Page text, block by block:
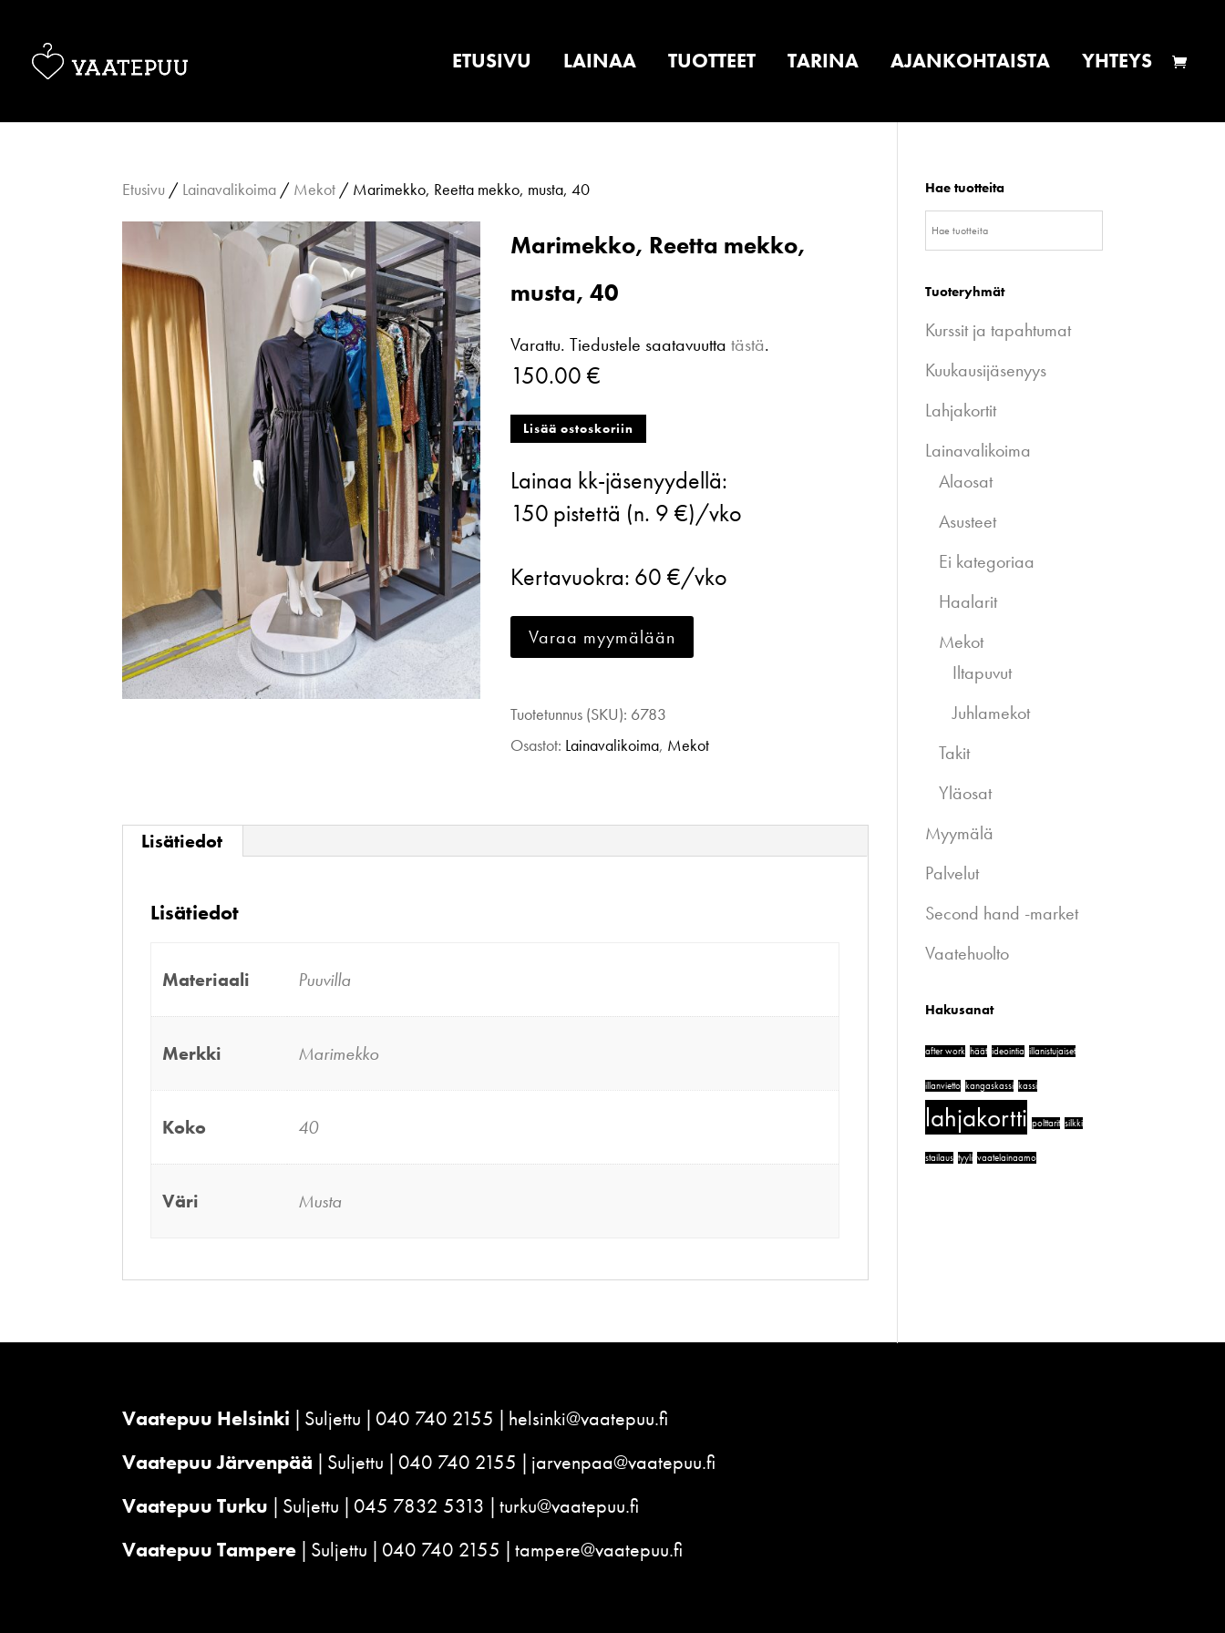
ETUSIVU LAINAA TUOTTEET TARINA AJANKOHTAISTA YHTEYS
Etusivu / Lainavalikoima / Mekot / Marimekko, Reetta mekko, musta, 40
Marimekko, Reetta mekko,
musta, 40
Varattu. Tiedustele saatavuuttatästä.
150.00€
Marimekko,
mekko,
musta,
määrä
Lisää ostoskoriin
Lainaa kk-jäsenyydellä:
150 pistettä (n. 9 €)/vko
Kertavuokra: 60 €/vko
Varaa myymälään
Tuotetunnus (SKU): 6783
Osastot: Lainavalikoima, Mekot
Lisätiedot
Lisätiedot
Materiaali Puuvilla
Merkki Marimekko
Koko 40
Väri Musta
Hae tuotteita
Tuoteryhmät
Kurssit ja tapahtumat
Kuukausijäsenyys
Lahjakortit
Lainavalikoima
Alaosat
Asusteet
Ei kategoriaa
Haalarit
Mekot
Iltapuvut
Juhlamekot
Takit
Yläosat
Myymälä
Palvelut
Second hand -market
Vaatehuolto
Hakusanat
after work häät ideointia illanistujaiset
illanvietto kangaskassi kassi
lahjakortti polttarit silkki
stailaus tyyli vaatelainaamo
Vaatepuu Helsinki Suljettu 040 740 2155
helsinki@vaatepuu.fi
Vaatepuu Järvenpää
Suljettu 040 740 2155
jarvenpaa@vaatepuu.fi
Vaatepuu Turku
Suljettu 045 7832 5313
turku@vaatepuu.fi
Vaatepuu Tampere Suljettu 040 740 2155 tampere@vaatepuu.fi